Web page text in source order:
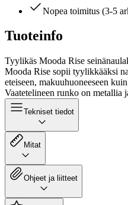
Nopea toimitus (3-5
Tuoteinfo
Tyylikäs Mooda Rise
Mooda Rise sopii tyylikkääksi
eteiseen, makuuhuoneeseen
Vaatetelineen runko on metallia
Tekniset tiedot
Mitat
Ohjeet ja liitteet